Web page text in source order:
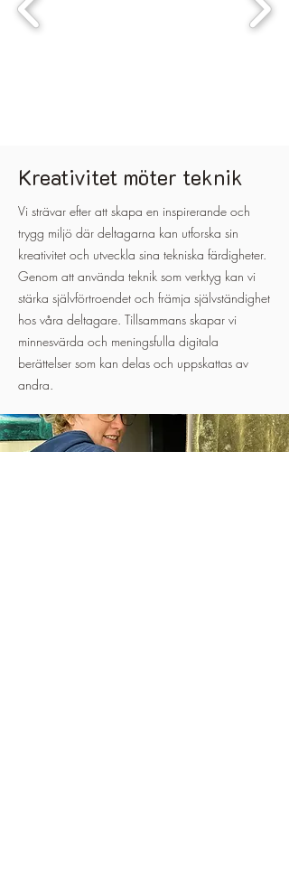
Kreativitet möter teknik
Vi strävar efter att skapa en inspirerande och
trygg miljö där deltagarna kan utforska sin
kreativitet och utveckla sina tekniska färdigheter.
Genom att använda teknik som verktyg kan vi
stärka självförtroendet och främja självständighet
hos våra deltagare. Tillsammans skapar vi
minnesvärda och meningsfulla digitala
berättelser som kan delas och uppskattas av
andra.